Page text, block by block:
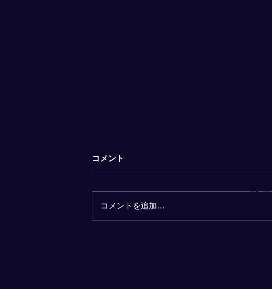
コメント
コメントを追加…